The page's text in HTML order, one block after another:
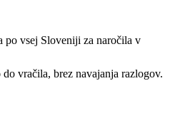
po vsej Sloveniji za naročila v
vračila, brez navajanja razlogov.